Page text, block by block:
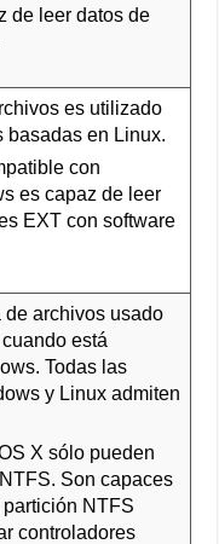
de leer datos de
es utilizado
basadas en Linux.
con
es capaz de leer
EXT con software
de archivos usado
está
Todas las
y Linux admiten
X sólo pueden
Son capaces
NTFS
controladores